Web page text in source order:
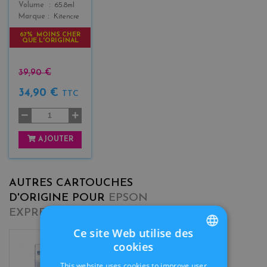
Color
Volume
65.8ml
Marque
Kitencre
67% MOINS CHER
QUE L'ORIGINAL
39,90 €
34,90 € TTC
AJOUTER
AUTRES CARTOUCHES
D'ORIGINE POUR EPSON
EXPRESSION PREMIUM XP 615
y
l
Ce site Web utilise des
cookies